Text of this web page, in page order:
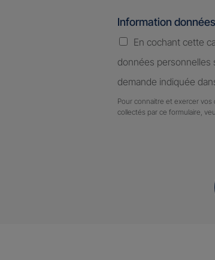
Information
En cochant cette
données personnelles
demande indiquée
Pour connaitre et exercer
collectés par ce formulaire,